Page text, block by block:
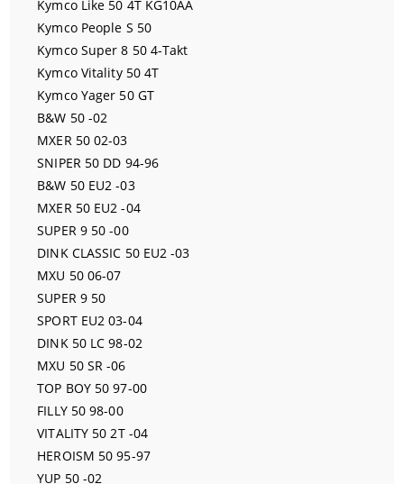
Kymco Like 50 4T KG10AA
Kymco People S 50
Kymco Super 8 50 4-Takt
Kymco Vitality 50 4T
Kymco Yager 50 GT
B&W 50 -02
MXER 50 02-03
SNIPER 50 DD 94-96
B&W 50 EU2 -03
MXER 50 EU2 -04
SUPER 9 50 -00
DINK CLASSIC 50 EU2 -03
MXU 50 06-07
SUPER 9 50
SPORT EU2 03-04
DINK 50 LC 98-02
MXU 50 SR -06
TOP BOY 50 97-00
FILLY 50 98-00
VITALITY 50 2T -04
HEROISM 50 95-97
YUP 50 -02